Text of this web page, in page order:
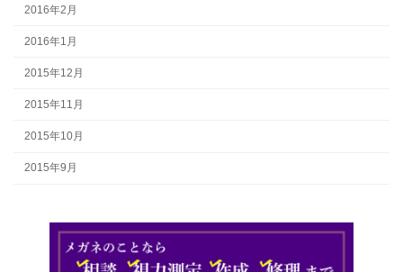
2016年2月
2016年1月
2015年12月
2015年11月
2015年10月
2015年9月